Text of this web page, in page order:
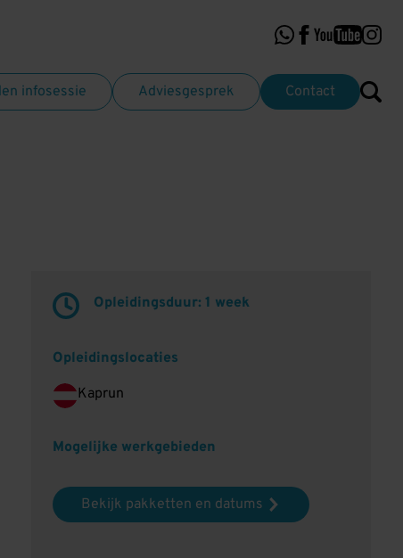
infosessie Adviesgesprek Contact
Opleidingsduur: 1 week
Opleidingslocaties
Kaprun
Mogelijke werkgebieden
Bekijk pakketten en datums